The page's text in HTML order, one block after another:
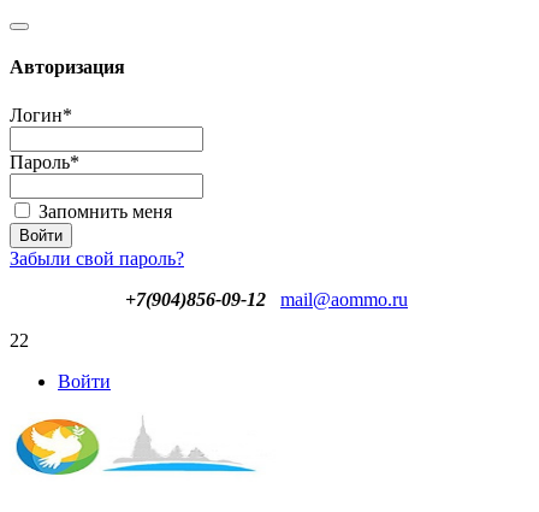
Авторизация
Логин*
Пароль*
Запомнить меня
Забыли свой пароль?
+7(904)856-09-12
mail@aommo.ru
22
Войти